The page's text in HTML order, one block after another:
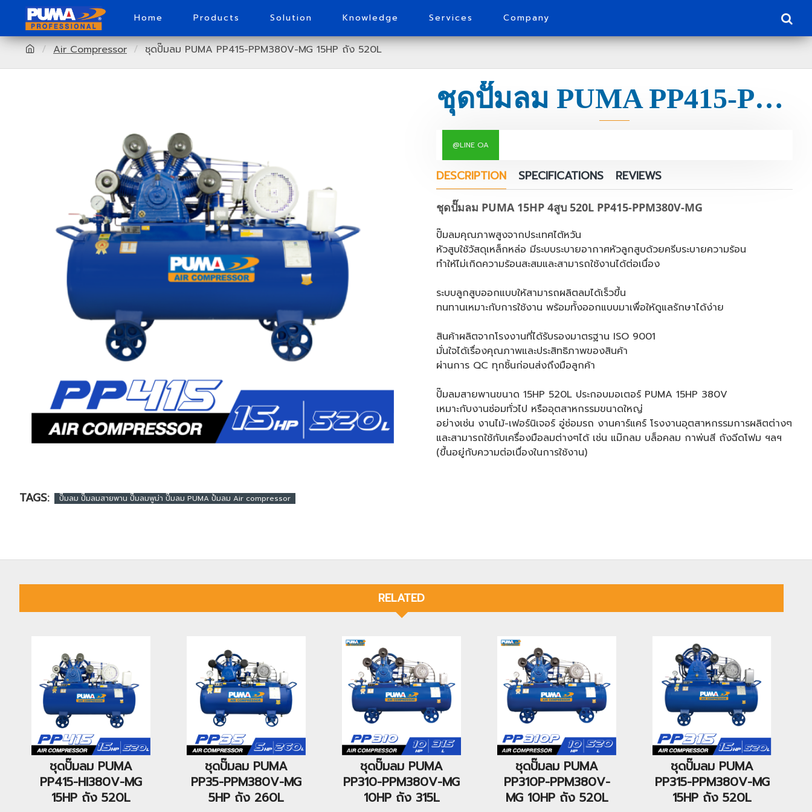
Home Products Solution Knowledge Services Company
Air Compressor ชุดปั๊มลม PUMA PP415-PPM380V-MG 15HP ถัง 520L
ชุดปั๊มลม PUMA PP415-PPM380V-MG 15HP ถัง 520L
DESCRIPTION SPECIFICATIONS REVIEWS
ชุดปั๊มลม PUMA 15HP 4สูบ 520L PP415-PPM380V-MG
ปั๊มลมคุณภาพสูงจากประเทศไต้หวัน
หัวสูบใช้วัสดุเหล็กหล่อ มีระบบระบายอากาศหัวลูกสูบด้วยครีบระบายความร้อน
ทำให้ไม่เกิดความร้อนสะสมและสามารถใช้งานได้ต่อเนื่อง
ระบบลูกสูบออกแบบให้สามารถผลิตลมได้เร็วขึ้น
ทนทานเหมาะกับการใช้งาน พร้อมทั้งออกแบบมาเพื่อให้ดูแลรักษาได้ง่าย
สินค้าผลิตจากโรงงานที่ได้รับรองมาตรฐาน ISO 9001
มั่นใจได้เรื่องคุณภาพและประสิทธิภาพของสินค้า
ผ่านการ QC ทุกชิ้นก่อนส่งถึงมือลูกค้า
ปั๊มลมสายพานขนาด 15HP 520L ประกอบมอเตอร์ PUMA 15HP 380V
เหมาะกับงานซ่อมทั่วไป หรืออุตสาหกรรมขนาดใหญ่
อย่างเช่น งานไม้-เฟอร์นิเจอร์ อู่ซ่อมรถ งานคาร์แคร์ โรงงานอุตสาหกรรมการผลิตต่างๆ
และสามารถใช้กับเครื่องมือลมต่างๆได้ เช่น แม๊กลม บล็อคลม กาพ่นสี ถังฉีดโฟม ฯลฯ
(ขึ้นอยู่กับความต่อเนื่องในการใช้งาน)
@LINE OA
TAGS: ปั๊มลม ปั๊มลมสายพาน ปั๊มลมพูม่า ปั๊มลม PUMA ปั้มลม Air compressor
RELATED
ชุดปั๊มลม PUMA
PP415-HI380V-MG
15HP ถัง 520L
ชุดปั๊มลม PUMA
PP35-PPM380V-MG
5HP ถัง 260L
ชุดปั๊มลม PUMA
PP310-PPM380V-MG
10HP ถัง 315L
ชุดปั๊มลม PUMA
PP310P-PPM380V-
MG 10HP ถัง 520L
ชุดปั๊มลม PUMA
PP315-PPM380V-MG
15HP ถัง 520L